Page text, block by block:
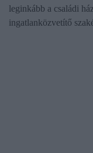
leginkább a családi
ingatlanközvetítő